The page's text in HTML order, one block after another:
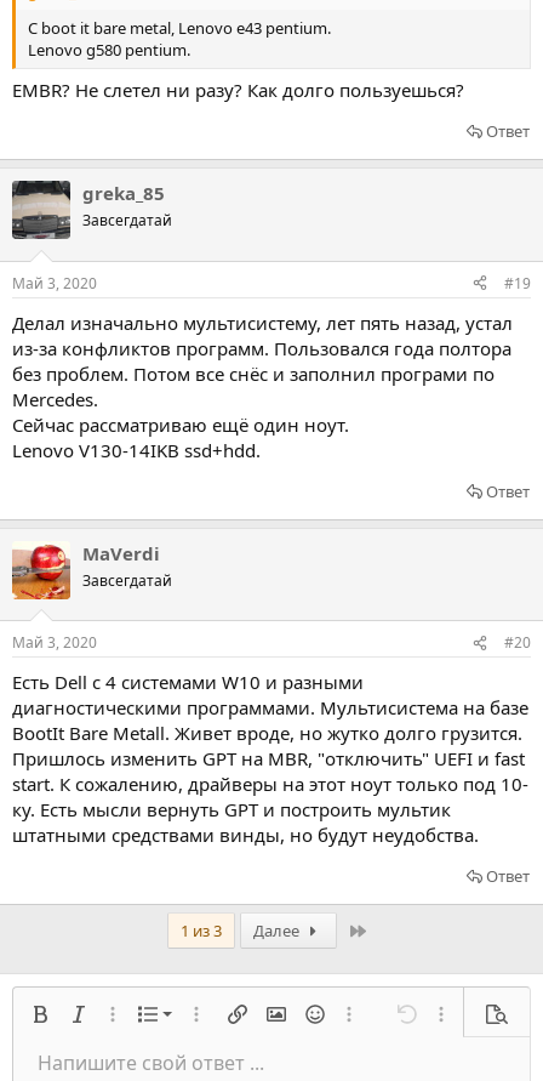
С boot it bare metal, Lenovo e43 pentium.
Lenovo g580 pentium.
EMBR? Не слетел ни разу? Как долго пользуешься?
Ответ
greka_85
Завсегдатай
Май 3, 2020 #19
Делал изначально мультисистему, лет пять назад, устал
из-за конфликтов программ. Пользовался года полтора
без проблем. Потом все снёс и заполнил програми по
Mercedes.
Сейчас рассматриваю ещё один ноут.
Lenovo V130-14IKB ssd+hdd.
Ответ
MaVerdi
Завсегдатай
Май 3, 2020 #20
Есть Dell с 4 системами W10 и разными
диагностическими программами. Мультисистема на базе
BootIt Bare Metall. Живет вроде, но жутко долго грузится.
Пришлось изменить GPT на MBR, "отключить" UEFI и fast
start. К сожалению, драйверы на этот ноут только под 10-
ку. Есть мысли вернуть GPT и построить мультик
штатными средствами винды, но будут неудобства.
Ответ
1 из 3 Далее
ЖирныйКурсивРасширенный режим...
СписокНумерованный список
Список
Расширенный режим...
Вставить ссылку
Вставить изображение
СмайлыРасширенный режим...
Отмена
Размер шрифта
9
Цвет текста
Семейство шрифтов
Arial
Перечёркнутый
Подчеркивание
Код в строку
ВыравниваниеВыровнять слева
Формат параграфа
Нормальный
ЦитатаМедиаВставить таблицу
Вставить горизонтальную линию
Спойлер
Код
Переделать
Переключить BB код
Удалить форматирование
ЧерновикиСохранить черновик
Напишите свой ответ ...